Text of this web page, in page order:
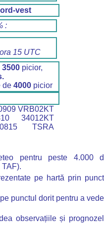
vest
:
15 UTC
3500picior,
de 4000picior
VRB02KT
34012KT
TSRA
pentru peste 4.000
pe hartă prin
punctul dorit pentru a
observațiile și